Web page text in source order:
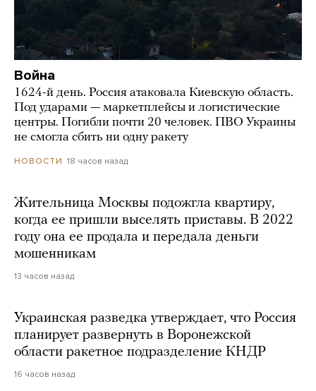
Война
1624-й день. Россия атаковала Киевскую область.
Под ударами — маркетплейсы и логистические
центры. Погибли почти 20 человек. ПВО Украины
не смогла сбить ни одну ракету
НОВОСТИ 18 часов назад
Жительница Москвы подожгла квартиру,
когда ее пришли выселять приставы. В 2022
году она ее продала и передала деньги
мошенникам
13 часов назад
Украинская разведка утверждает, что Россия
планирует развернуть в Воронежской
области ракетное подразделение КНДР
16 часов назад